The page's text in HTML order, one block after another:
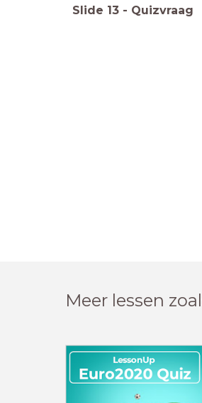
Slide 13 - Quizvraag
Meer lessen